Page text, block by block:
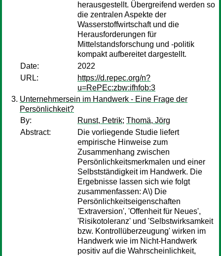
herausgestellt. Übergreifend werden so
die zentralen Aspekte der
Wasserstoffwirtschaft und die
Herausforderungen für
Mittelstandsforschung und -politik
kompakt aufbereitet dargestellt.
Date:
2022
URL:
https://d.repec.org/n?
u=RePEc:zbw:ifhfob:3
Unternehmersein im Handwerk - Eine Frage der
Persönlichkeit?
By:
Runst, Petrik; Thomä, Jörg
Abstract:
Die vorliegende Studie liefert
empirische Hinweise zum
Zusammenhang zwischen
Persönlichkeitsmerkmalen und einer
Selbstständigkeit im Handwerk. Die
Ergebnisse lassen sich wie folgt
zusammenfassen: A\) Die
Persönlichkeitseigenschaften
'Extraversion', 'Offenheit für Neues',
'Risikotoleranz' und 'Selbstwirksamkeit
bzw. Kontrollüberzeugung' wirken im
Handwerk wie im Nicht-Handwerk
positiv auf die Wahrscheinlichkeit,